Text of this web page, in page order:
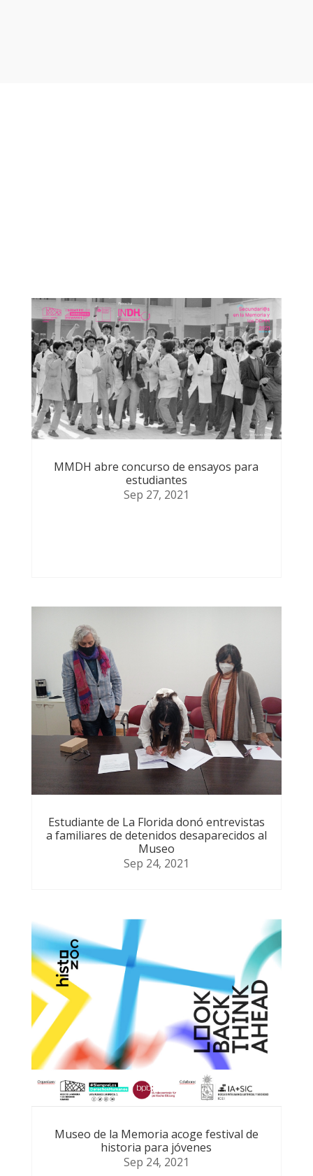
MMDH abre concurso de ensayos para
estudiantes
Sep 27, 2021
Estudiante de La Florida donó entrevistas
a familiares de detenidos desaparecidos al
Museo
Sep 24, 2021
Museo de la Memoria acoge festival de
historia para jóvenes
Sep 24, 2021